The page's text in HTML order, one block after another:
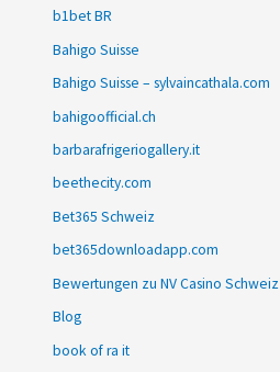
b1bet BR
Bahigo Suisse
Bahigo Suisse – sylvaincathala.com
bahigoofficial.ch
barbarafrigeriogallery.it
beethecity.com
Bet365 Schweiz
bet365downloadapp.com
Bewertungen zu NV Casino Schweiz
Blog
book of ra it